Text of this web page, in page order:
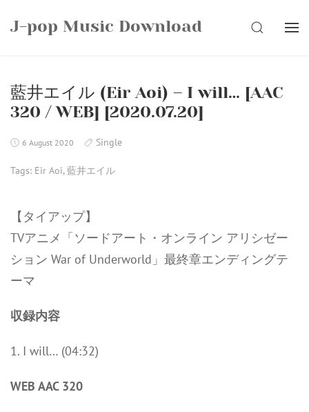
J-pop Music Download SEARCH
藍井エイル (Eir Aoi) – I will… [AAC
320 / WEB] [2020.07.20]
6 August 2020 Single
Tags: Eir Aoi,藍井エイル
【タイアップ】
TVアニメ「ソードアート・オンライン アリシゼー
ション War of Underworld」最終章エンディングテ
ーマ
収録内容
1. I will… (04:32)
WEB AAC 320